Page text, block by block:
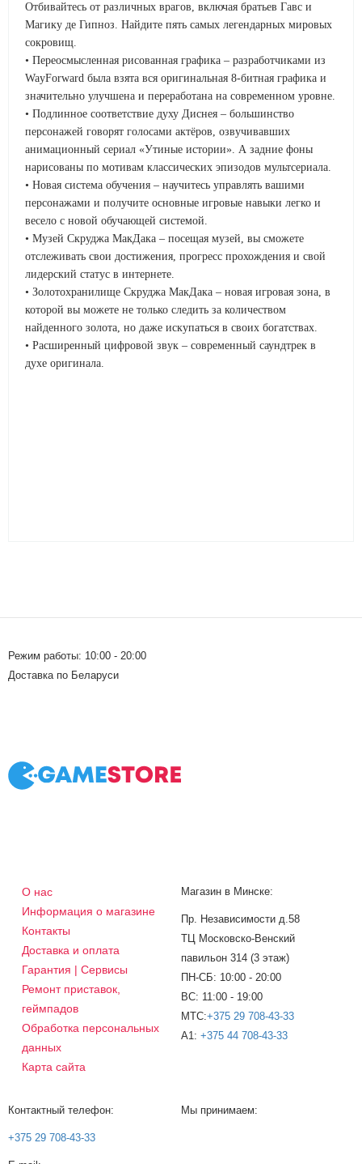
Отбивайтесь от различных врагов, включая братьев Гавс и
Магику де Гипноз. Найдите пять самых легендарных мировых
сокровищ.
• Переосмысленная рисованная графика – разработчиками из
WayForward была взята вся оригинальная 8-битная графика и
значительно улучшена и переработана на современном уровне.
• Подлинное соответствие духу Диснея – большинство
персонажей говорят голосами актёров, озвучивавших
анимационный сериал «Утиные истории». А задние фоны
нарисованы по мотивам классических эпизодов мультсериала.
• Новая система обучения – научитесь управлять вашими
персонажами и получите основные игровые навыки легко и
весело с новой обучающей системой.
• Музей Скруджа МакДака – посещая музей, вы сможете
отслеживать свои достижения, прогресс прохождения и свой
лидерский статус в интернете.
• Золотохранилище Скруджа МакДака – новая игровая зона, в
которой вы можете не только следить за количеством
найденного золота, но даже искупаться в своих богатствах.
• Расширенный цифровой звук – современный саундтрек в
духе оригинала.
Режим работы: 10:00 - 20:00
Доставка по Беларуси
О нас
Информация о магазине
Контакты
Доставка и оплата
Гарантия | Сервисы
Ремонт приставок,
геймпадов
Обработка персональных
данных
Карта сайта
Магазин в Минске:
Пр. Независимости д.58
ТЦ Московско-Венский
павильон 314 (3 этаж)
ПН-СБ: 10:00 - 20:00
ВС: 11:00 - 19:00
МТС:+375 29 708-43-33
A1: +375 44 708-43-33
Контактный телефон:
+375 29 708-43-33
Мы принимаем: